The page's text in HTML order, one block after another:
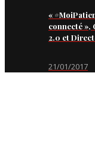
«
connecté »,
2.0 et
21/01/2017